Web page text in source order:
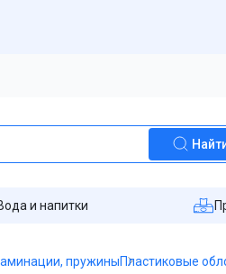
и напитки
пружиныПластиковые